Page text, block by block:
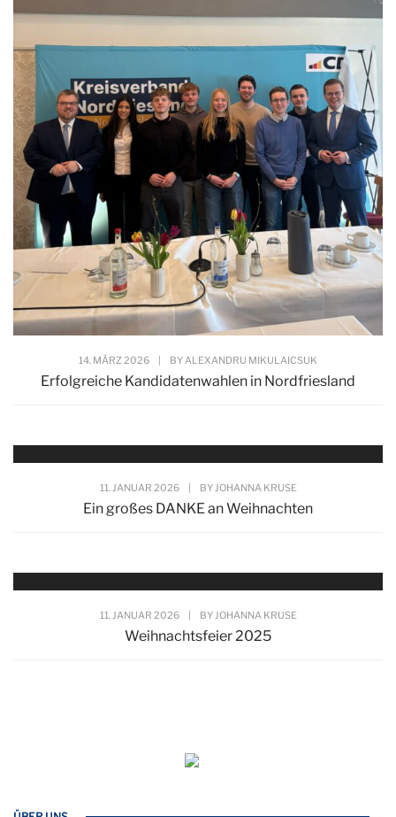
14. MÄRZ 2026 | BY ALEXANDRU MIKULAICSUK
Erfolgreiche Kandidatenwahlen in Nordfriesland
11. JANUAR 2026 | BY JOHANNA KRUSE
Ein großes DANKE an Weihnachten
11. JANUAR 2026 | BY JOHANNA KRUSE
Weihnachtsfeier 2025